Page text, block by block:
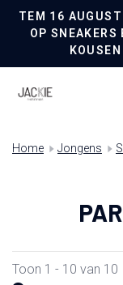
TEM 16
OP
Home Jongens
Toon 1 - 10 van 10